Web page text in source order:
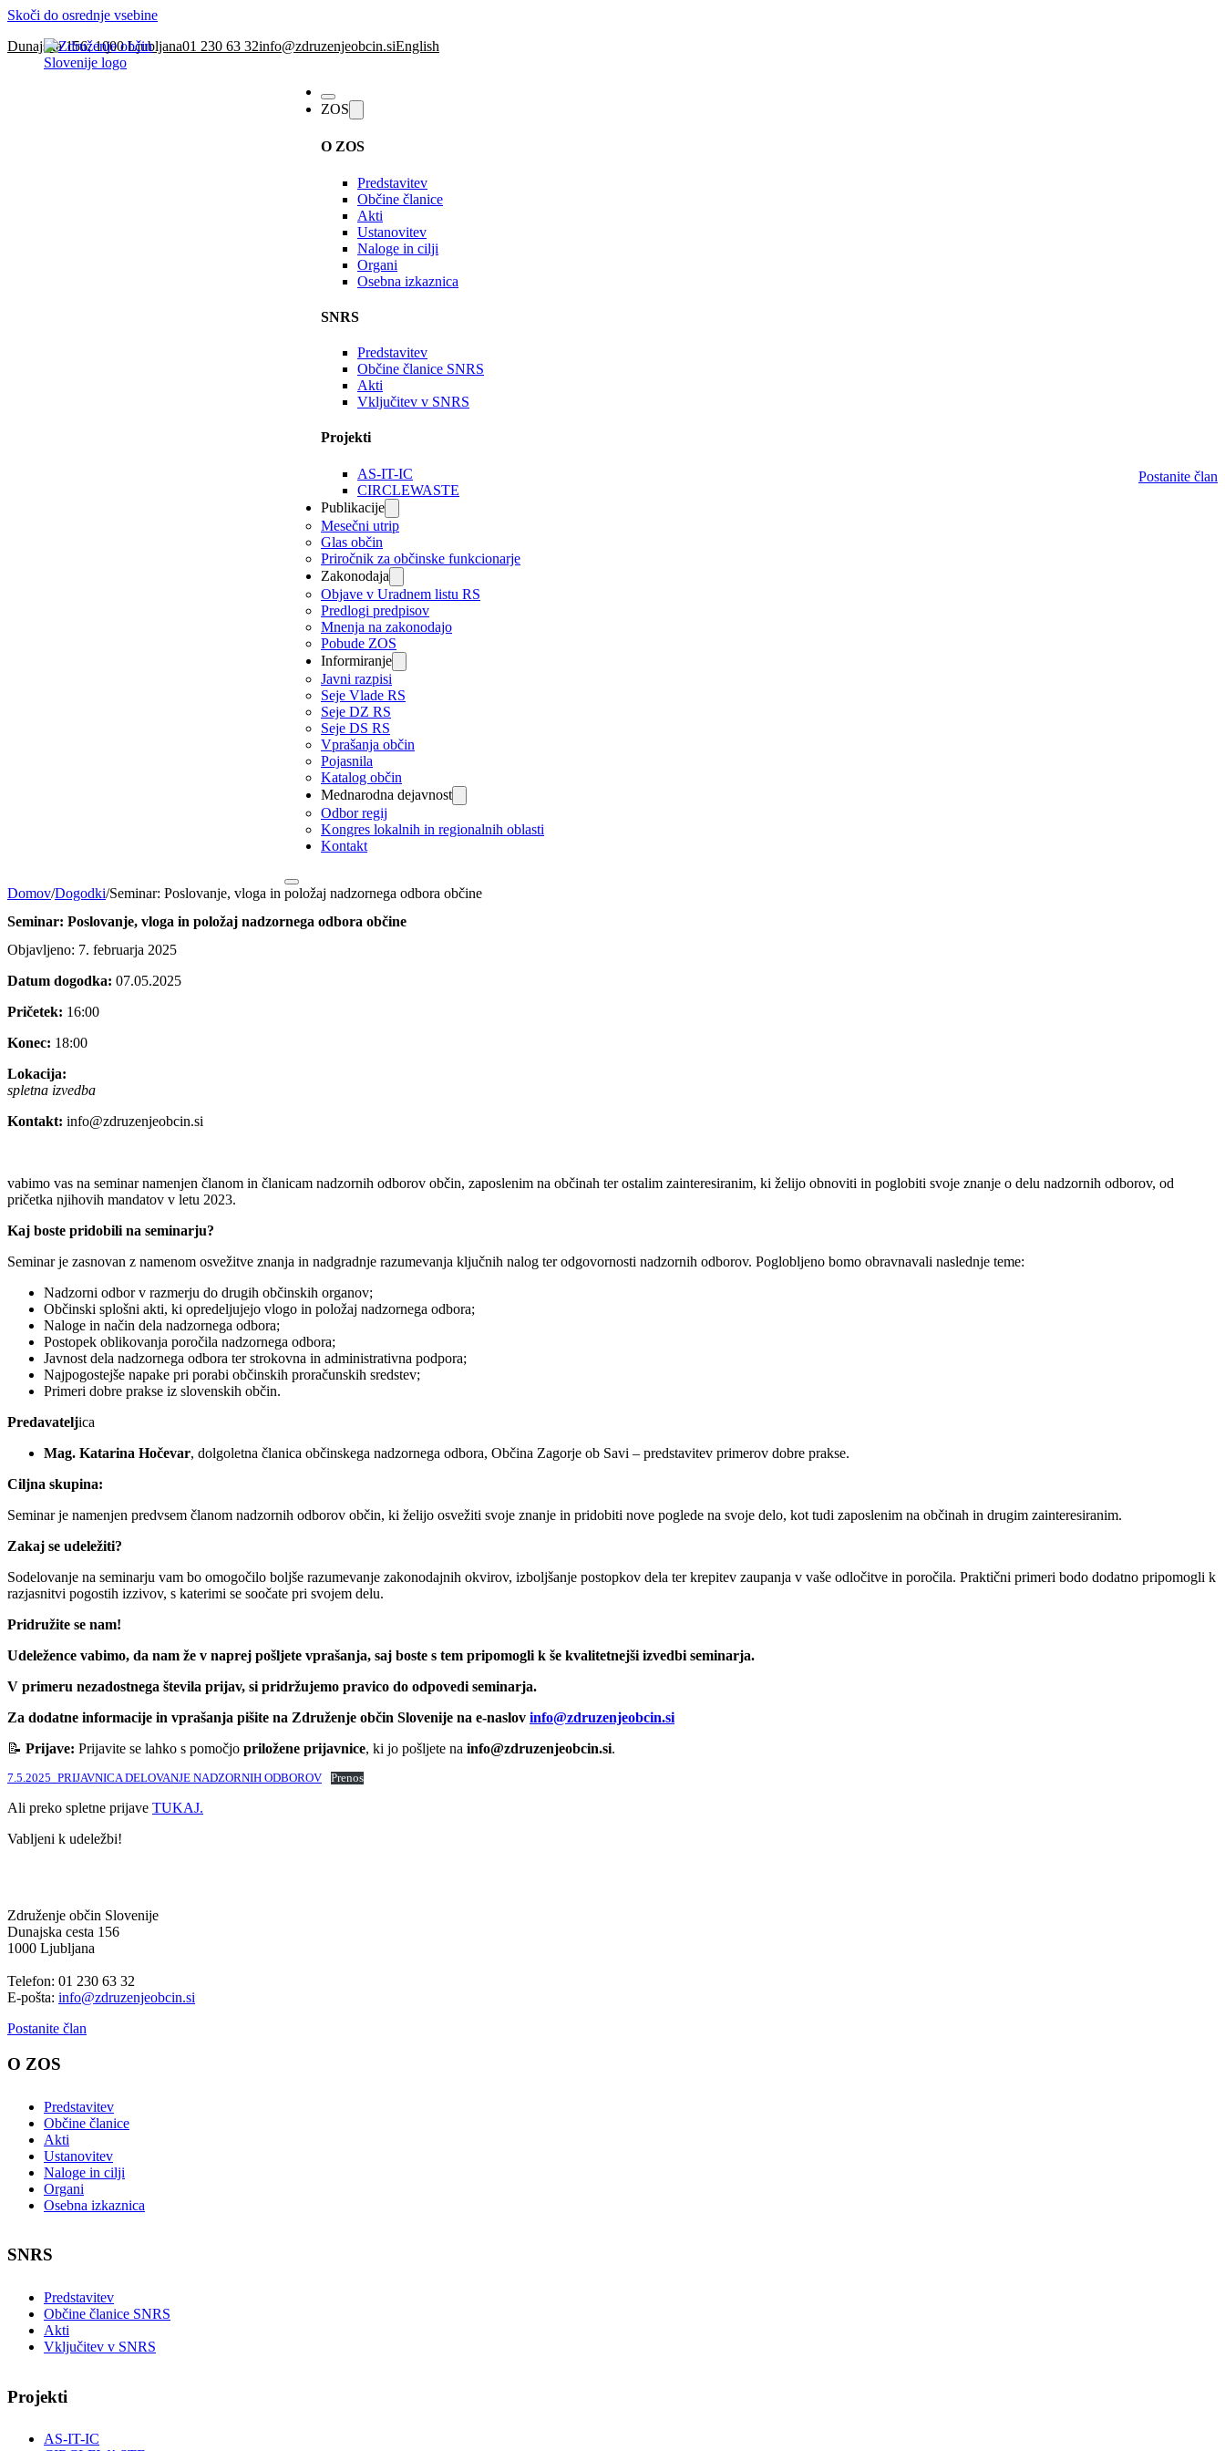
Skoči do osrednje vsebine
Dunajska 156, 1000 Ljubljana01 230 63 32info@zdruzenjeobcin.siEnglish
ZOS
O ZOS
Predstavitev
Občine članice
Akti
Ustanovitev
Naloge in cilji
Organi
Osebna izkaznica
SNRS
Predstavitev
Občine članice SNRS
Akti
Vključitev v SNRS
Projekti
AS-IT-IC
CIRCLEWASTE
Publikacije
Mesečni utrip
Glas občin
Priročnik za občinske funkcionarje
Zakonodaja
Objave v Uradnem listu RS
Predlogi predpisov
Mnenja na zakonodajo
Pobude ZOS
Informiranje
Javni razpisi
Seje Vlade RS
Seje DZ RS
Seje DS RS
Vprašanja občin
Pojasnila
Katalog občin
Mednarodna dejavnost
Odbor regij
Kongres lokalnih in regionalnih oblasti
Kontakt
Postanite član
Domov/Dogodki/Seminar: Poslovanje, vloga in položaj nadzornega odbora občine
Seminar: Poslovanje, vloga in položaj nadzornega odbora občine
Objavljeno: 7. februarja 2025
Datum dogodka: 07.05.2025
Pričetek: 16:00
Konec: 18:00
Lokacija:
spletna izvedba
Kontakt: info@zdruzenjeobcin.si
vabimo vas na seminar namenjen članom in članicam nadzornih odborov občin, zaposlenim na občinah ter ostalim zainteresiranim, ki želijo obnoviti in poglobiti svoje znanje o delu nadzornih odborov, od
pričetka njihovih mandatov v letu 2023.
Kaj boste pridobili na seminarju?
Seminar je zasnovan z namenom osvežitve znanja in nadgradnje razumevanja ključnih nalog ter odgovornosti nadzornih odborov. Poglobljeno bomo obravnavali naslednje teme:
Nadzorni odbor v razmerju do drugih občinskih organov;
Občinski splošni akti, ki opredeljujejo vlogo in položaj nadzornega odbora;
Naloge in način dela nadzornega odbora;
Postopek oblikovanja poročila nadzornega odbora;
Javnost dela nadzornega odbora ter strokovna in administrativna podpora;
Najpogostejše napake pri porabi občinskih proračunskih sredstev;
Primeri dobre prakse iz slovenskih občin.
Predavateljica
Mag. Katarina Hočevar, dolgoletna članica občinskega nadzornega odbora, Občina Zagorje ob Savi – predstavitev primerov dobre prakse.
Ciljna skupina:
Seminar je namenjen predvsem članom nadzornih odborov občin, ki želijo osvežiti svoje znanje in pridobiti nove poglede na svoje delo, kot tudi zaposlenim na občinah in drugim zainteresiranim.
Zakaj se udeležiti?
Sodelovanje na seminarju vam bo omogočilo boljše razumevanje zakonodajnih okvirov, izboljšanje postopkov dela ter krepitev zaupanja v vaše odločitve in poročila. Praktični primeri bodo dodatno pripomogli k
razjasnitvi pogostih izzivov, s katerimi se soočate pri svojem delu.
Pridružite se nam!
Udeležence vabimo, da nam že v naprej pošljete vprašanja, saj boste s tem pripomogli k še kvalitetnejši izvedbi seminarja.
V primeru nezadostnega števila prijav, si pridržujemo pravico do odpovedi seminarja.
Za dodatne informacije in vprašanja pišite na Združenje občin Slovenije na e-naslov info@zdruzenjeobcin.si
📝 Prijave: Prijavite se lahko s pomočjo priložene prijavnice, ki jo pošljete na info@zdruzenjeobcin.si.
7.5.2025_PRIJAVNICA DELOVANJE NADZORNIH ODBOROV Prenos
Ali preko spletne prijave TUKAJ.
Vabljeni k udeležbi!
Združenje občin Slovenije
Dunajska cesta 156
1000 Ljubljana
Telefon: 01 230 63 32
E-pošta: info@zdruzenjeobcin.si
Postanite član
O ZOS
Predstavitev
Občine članice
Akti
Ustanovitev
Naloge in cilji
Organi
Osebna izkaznica
SNRS
Predstavitev
Občine članice SNRS
Akti
Vključitev v SNRS
Projekti
AS-IT-IC